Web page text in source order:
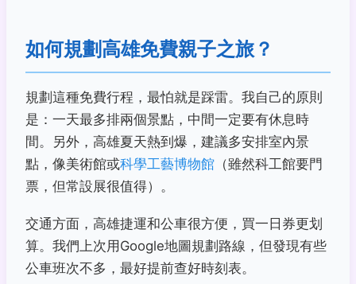
如何規劃高雄免費親子之旅？
規劃這種免費行程，最怕就是踩雷。我自己的原則
是：一天最多排兩個景點，中間一定要有休息時
間。另外，高雄夏天熱到爆，建議多安排室內景
點，像美術館或科學工藝博物館 （雖然科工館要門
票，但常設展很值得）。
交通方面，高雄捷運和公車很方便，買一日券更划
算。我們上次用Google地圖規劃路線，但發現有些
公車班次不多，最好提前查好時刻表。